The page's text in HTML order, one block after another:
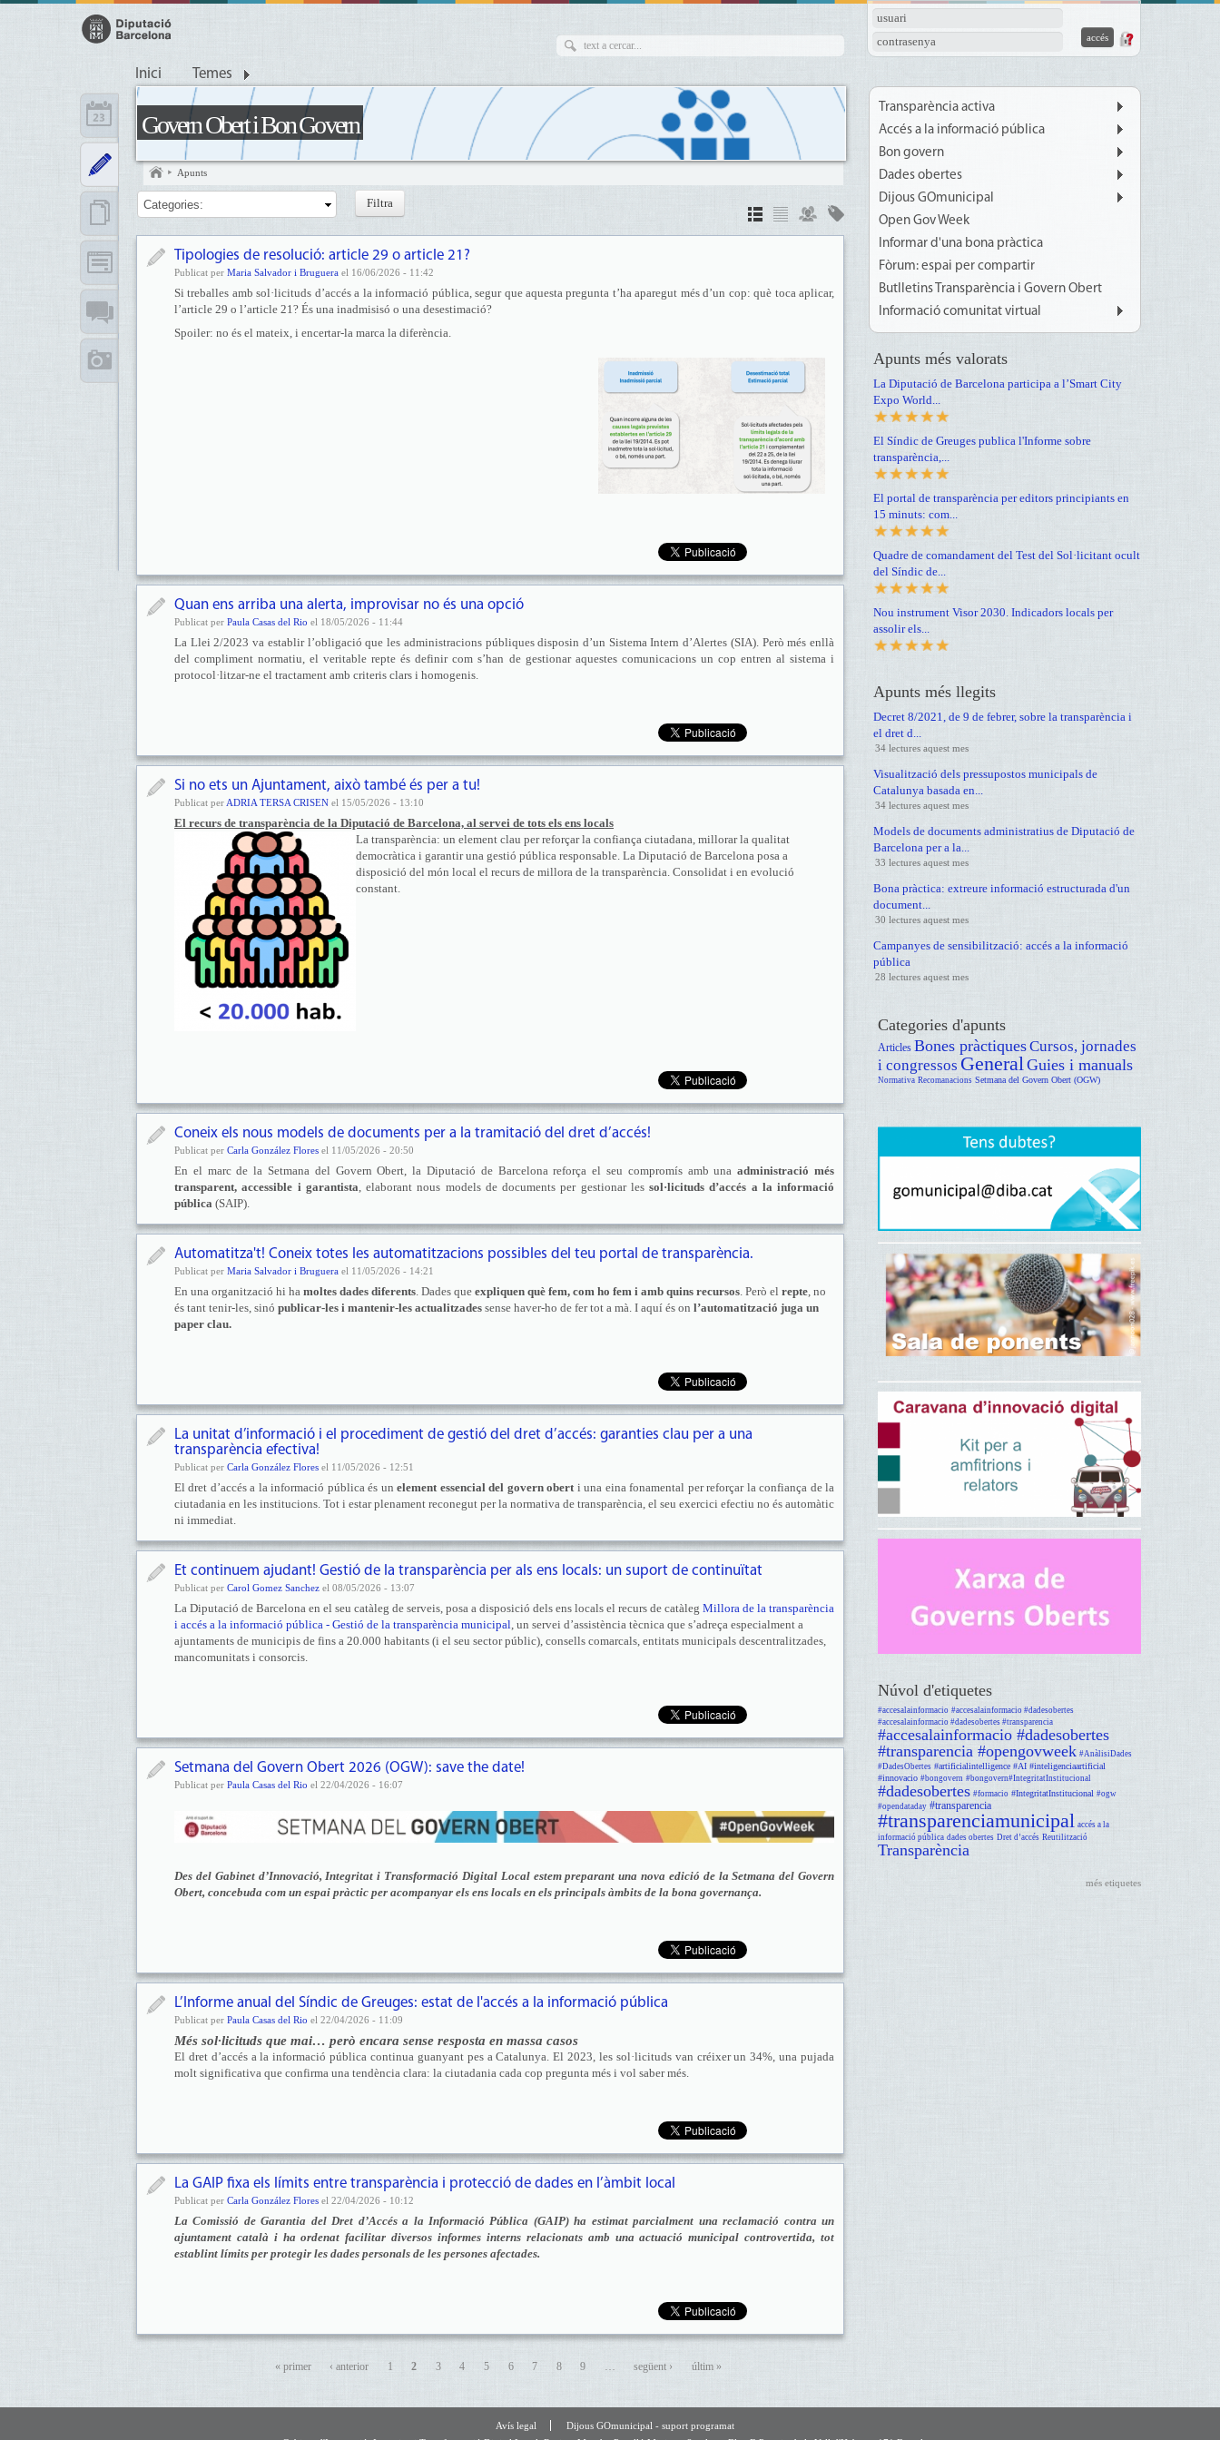
usuari
contrasenya
Inici Temes
Govern Obert i Bon Govern
Apunts
Categories:
Tipologies de resolució: article 29 o article 21?
Publicat per Maria Salvador i Bruguera el 16/06/2026 - 11:42
Si treballes amb sol·licituds d’accés a la informació pública, segur que aquesta pregunta t’ha aparegut més d’un cop: què toca aplicar,
l’article 29 o l’article 21? És una inadmisisó o una desestimació?
Spoiler: no és el mateix, i encertar-la marca la diferència.
Quan ens arriba una alerta, improvisar no és una opció
Publicat per Paula Casas del Rio el 18/05/2026 - 11:44
La Llei 2/2023 va establir l’obligació que les administracions públiques disposin d’un Sistema Intern d’Alertes (SIA). Però més enllà
del compliment normatiu, el veritable repte és definir com s’han de gestionar aquestes comunicacions un cop entren al sistema i
protocol·litzar-ne el tractament amb criteris clars i homogenis.
Si no ets un Ajuntament, això també és per a tu!
Publicat per ADRIA TERSA CRISEN el 15/05/2026 - 13:10
El recurs de transparència de la Diputació de Barcelona, al servei de tots els ens locals
La transparència: un element clau per reforçar la confiança ciutadana, millorar la qualitat
democràtica i garantir una gestió pública responsable. La Diputació de Barcelona posa a
disposició del món local el recurs de millora de la transparència. Consolidat i en evolució
constant.
Coneix els nous models de documents per a la tramitació del dret d’accés!
Publicat per Carla González Flores el 11/05/2026 - 20:50
En el marc de la Setmana del Govern Obert, la Diputació de Barcelona reforça el seu compromís amb unaadministració més
transparent, accessible i garantista, elaborant nous models de documents per gestionar les sol·licituds d’accés a la informació
pública (SAIP).
Automatitza't! Coneix totes les automatitzacions possibles del teu portal de transparència.
Publicat per Maria Salvador i Bruguera el 11/05/2026 - 14:21
En una organització hi ha moltes dades diferents. Dades que expliquen què fem, com ho fem i amb quins recursos. Però el repte, no
és tant tenir-les, sinó publicar-les i mantenir-les actualitzades sense haver-ho de fer tot a mà. I aquí és on l’automatització juga un
paper clau.
La unitat d’informació i el procediment de gestió del dret d’accés: garanties clau per a una
transparència efectiva!
Publicat per Carla González Flores el 11/05/2026 - 12:51
El dret d’accés a la informació pública és unelement essencial del govern oberti una eina fonamental per reforçar la confiança de la
ciutadania en les institucions. Tot i estar plenament reconegut per la normativa de transparència, el seu exercici efectiu no és automàtic
ni immediat.
Et continuem ajudant! Gestió de la transparència per als ens locals: un suport de continuïtat
Publicat per Carol Gomez Sanchez el 08/05/2026 - 13:07
La Diputació de Barcelona en el seu catàleg de serveis, posa a disposició dels ens locals el recurs de catàleg Millora de la transparència
i accés a la informació pública - Gestió de la transparència municipal, un servei d’assistència tècnica que s’adreça especialment a
ajuntaments de municipis de fins a 20.000 habitants (i el seu sector públic), consells comarcals, entitats municipals descentralitzades,
mancomunitats i consorcis.
Setmana del Govern Obert 2026 (OGW): save the date!
Publicat per Paula Casas del Rio el 22/04/2026 - 16:07
Des del Gabinet d’Innovació, Integritat i Transformació Digital Local estem preparant una nova edició de la Setmana del Govern
Obert, concebuda com un espai pràctic per acompanyar els ens locals en els principals àmbits de la bona governança.
L’Informe anual del Síndic de Greuges: estat de l'accés a la informació pública
Publicat per Paula Casas del Rio el 22/04/2026 - 11:09
Més sol·licituds que mai… però encara sense resposta en massa casos
El dret d’accés a la informació pública continua guanyant pes a Catalunya. El 2023, les sol·licituds van créixer un 34%, una pujada
molt significativa que confirma una tendència clara: la ciutadania cada cop pregunta més i vol saber més.
La GAIP fixa els límits entre transparència i protecció de dades en l’àmbit local
Publicat per Carla González Flores el 22/04/2026 - 10:12
La Comissió de Garantia del Dret d’Accés a la Informació Pública (GAIP) ha estimat parcialment una reclamació contra un
ajuntament català i ha ordenat facilitar diversos informes interns relacionats amb una actuació municipal controvertida, tot
establint límits per protegir les dades personals de les persones afectades.
« primer ‹ anterior 1 2 3 4 5 6 7 8 9 … següent › últim »
Transparència activa
Accés a la informació pública
Bon govern
Dades obertes
Dijous GOmunicipal
Open Gov Week
Informar d'una bona pràctica
Fòrum: espai per compartir
Butlletins Transparència i Govern Obert
Informació comunitat virtual
Apunts més valorats
La Diputació de Barcelona participa a l’Smart City
Expo World...
El Síndic de Greuges publica l'Informe sobre
transparència,...
El portal de transparència per editors principiants en
15 minuts: com...
Quadre de comandament del Test del Sol·licitant ocult
del Síndic de...
Nou instrument Visor 2030. Indicadors locals per
assolir els...
Apunts més llegits
Decret 8/2021, de 9 de febrer, sobre la transparència i
el dret d...
34 lectures aquest mes
Visualització dels pressupostos municipals de
Catalunya basada en...
34 lectures aquest mes
Models de documents administratius de Diputació de
Barcelona per a la...
33 lectures aquest mes
Bona pràctica: extreure informació estructurada d'un
document...
30 lectures aquest mes
Campanyes de sensibilització: accés a la informació
pública
28 lectures aquest mes
Categories d'apunts
Articles Bones pràctiquesCursos, jornades
i congressos GeneralGuies i manuals
Normativa Recomanacions Setmana del Govern Obert (OGW)
Núvol d'etiquetes
#accesalainformacio #accesalainformacio #dadesobertes
#accesalainformacio #dadesobertes #transparencia
#accesalainformacio #dadesobertes
#transparencia #opengovweek #AnàlisiDades
#DadesObertes #artificialintelligence #AI #inteligenciaartificial
#innovacio #bongovern #bongovern#IntegritatInstitucional
#dadesobertes #formacio #IntegritatInstitucional #ogw
#opendataday #transparencia
#transparenciamunicipal accés a la
informació pública dades obertes Dret d’accés Reutilització
Transparència
més etiquetes
Avís legal
Dijous GOmunicipal - suport programat